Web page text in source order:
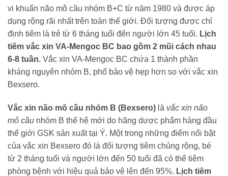
vi khuẩn não mô cầu nhóm B+C từ năm 1980 và được áp
dụng rộng rãi nhất trên toàn thế giới. Đối tượng được chỉ
định tiêm là trẻ từ 6 tháng tuổi đến người lớn 45 tuổi. Lịch
tiêm vắc xin VA-Mengoc BC bao gồm 2 mũi cách nhau
6-8 tuần. Vắc xin VA-Mengoc BC chứa 1 thành phần
kháng nguyên nhóm B, phổ bảo vệ hẹp hơn so với vắc xin
Bexsero.
Vắc xin não mô cầu nhóm B (Bexsero) là vắc xin não
mô cầu nhóm B thế hệ mới do hãng dược phẩm hàng đầu
thế giới GSK sản xuất tại Ý. Một trong những điểm nổi bật
của vắc xin Bexsero đó là đối tượng tiêm chủng rộng, bé
từ 2 tháng tuổi và người lớn đến 50 tuổi đã có thể tiêm
phòng bệnh với hiệu quả bảo vệ lên đến 95%. Lịch tiêm